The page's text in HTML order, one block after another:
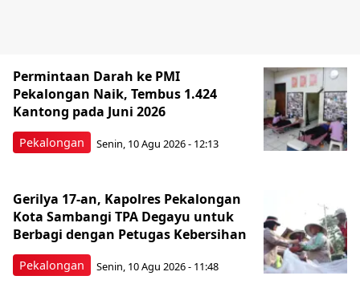
Pekalongan
Permintaan Darah ke PMI
Pekalongan Naik, Tembus 1.424
Kantong pada Juni 2026
Senin, 10 Agu 2026 - 12:13
Pekalongan
Gerilya 17-an, Kapolres Pekalongan
Kota Sambangi TPA Degayu untuk
Berbagi dengan Petugas Kebersihan
Senin, 10 Agu 2026 - 11:48